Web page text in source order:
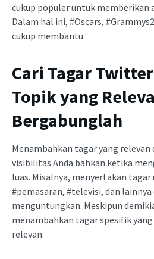
cukup populer untuk memberikan
Dalam hal ini, #Oscars,
cukup membantu.
Cari Tagar
Topik yang
Bergabunglah
Menambahkan tagar yang
visibilitas Anda bahkan ketika
luas. Misalnya, menyertakan
#pemasaran, #televisi, dan
menguntungkan. Meskipun
menambahkan tagar spesifik
relevan.